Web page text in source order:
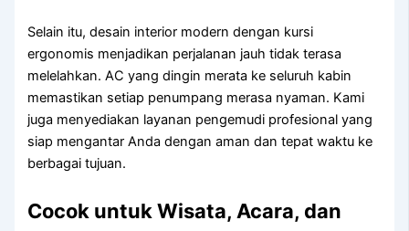
Selain itu, desain interior modern dengan kursi
ergonomis menjadikan perjalanan jauh tidak terasa
melelahkan. AC yang dingin merata ke seluruh kabin
memastikan setiap penumpang merasa nyaman. Kami
juga menyediakan layanan pengemudi profesional yang
siap mengantar Anda dengan aman dan tepat waktu ke
berbagai tujuan.
Cocok untuk Wisata, Acara, dan